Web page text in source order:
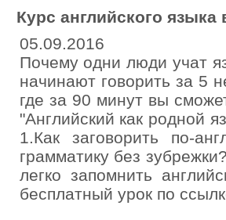
Курс английского языка
05.09.2016
Почему одни люди учат
начинают говорить за 5
где за 90 минут вы
"Английский как родной
1.Как заговорить по-
грамматику без
легко запомнить
бесплатный урок по